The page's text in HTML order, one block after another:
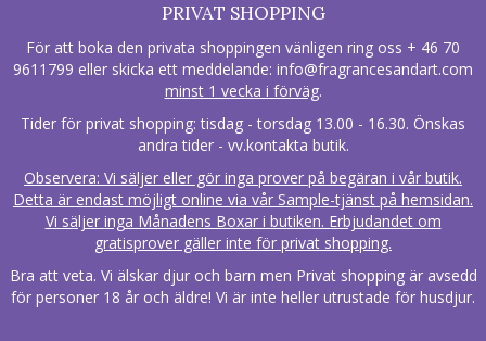
PRIVAT SHOPPING
För att boka den privata shoppingen vänligen ring oss + 46 70
9611799 eller skicka ett meddelande: info@fragrancesandart.com
minst 1 vecka i förväg.
Tider för privat shopping: tisdag - torsdag 13.00 - 16.30. Önskas
andra tider - vv.kontakta butik.
Observera: Vi säljer eller gör inga prover på begäran i vår butik.
Detta är endast möjligt online via vår Sample-tjänst på hemsidan.
Vi säljer inga Månadens Boxar i butiken. Erbjudandet om
gratisprover gäller inte för privat shopping.
Bra att veta. Vi älskar djur och barn men Privat shopping är avsedd
för personer 18 år och äldre! Vi är inte heller utrustade för husdjur.